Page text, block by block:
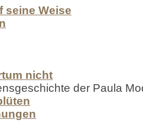
seine Weise
nicht
der Paula